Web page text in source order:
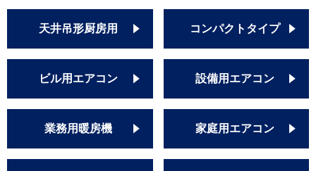
天井吊形厨房用 コンパクトタイプ
ビル用エアコン 設備用エアコン
業務用暖房機 家庭用エアコン